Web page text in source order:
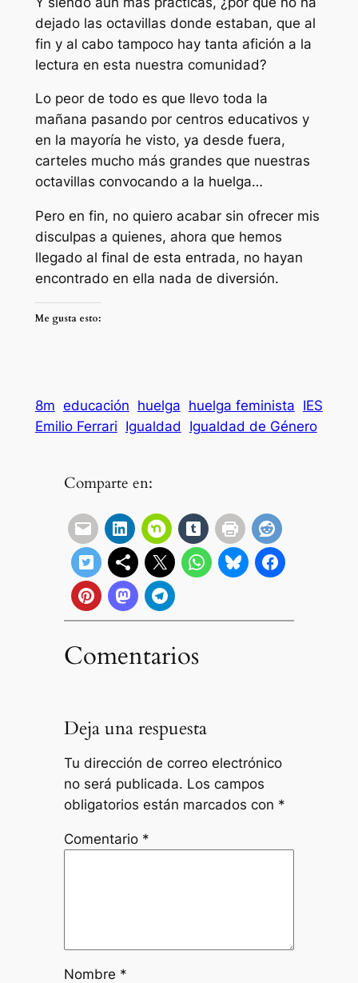
dejado las octavillas donde estaban, que al
fin y al cabo tampoco hay tanta afición a la
lectura en esta nuestra comunidad?
Lo peor de todo es que llevo toda la
mañana pasando por centros educativos y
en la mayoría he visto, ya desde fuera,
carteles mucho más grandes que nuestras
octavillas convocando a la huelga…
Pero en fin, no quiero acabar sin ofrecer mis
disculpas a quienes, ahora que hemos
llegado al final de esta entrada, no hayan
encontrado en ella nada de diversión.
Me gusta esto:
8m educación huelga huelga feminista IES
Emilio Ferrari Igualdad Igualdad de Género
Comparte en:
Comentarios
Deja una respuesta
Tu dirección de correo electrónico
no será publicada. Los campos
obligatorios están marcados con *
Comentario *
Nombre *